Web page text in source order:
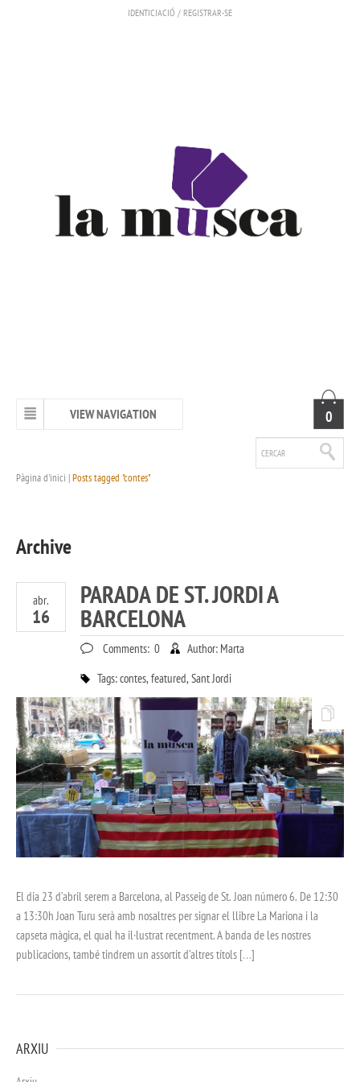
IDENTICIACIÓ / REGISTRAR-SE
VIEW NAVIGATION 0
Pàgina d'inici |Posts tagged "contes"
Archive
abr.
16
PARADA DE ST. JORDI A
BARCELONA
Comments: 0 Author: Marta
Tags:contes,featured,Sant Jordi
El dia 23 d’abril serem a Barcelona, al Passeig de St. Joan número 6. De 12:30
a 13:30h Joan Turu serà amb nosaltres per signar el llibre La Mariona i la
capseta màgica, el qual ha il·lustrat recentment. A banda de les nostres
publicacions, també tindrem un assortit d’altres títols […]
ARXIU